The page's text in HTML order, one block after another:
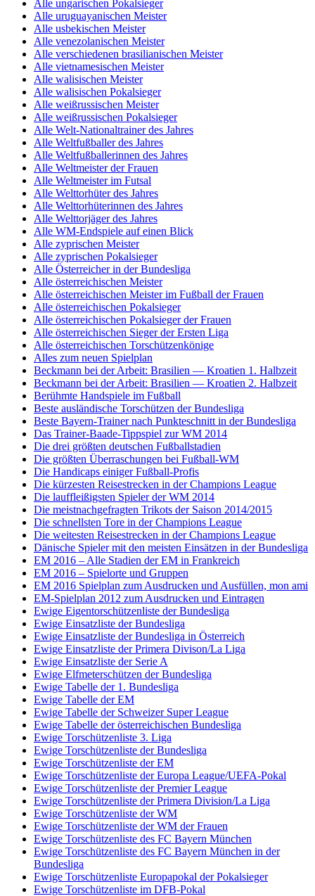
Alle ungarischen Pokalsieger
Alle uruguayanischen Meister
Alle usbekischen Meister
Alle venezolanischen Meister
Alle verschiedenen brasilianischen Meister
Alle vietnamesischen Meister
Alle walisischen Meister
Alle walisischen Pokalsieger
Alle weißrussischen Meister
Alle weißrussischen Pokalsieger
Alle Welt-Nationaltrainer des Jahres
Alle Weltfußballer des Jahres
Alle Weltfußballerinnen des Jahres
Alle Weltmeister der Frauen
Alle Weltmeister im Futsal
Alle Welttorhüter des Jahres
Alle Welttorhüterinnen des Jahres
Alle Welttorjäger des Jahres
Alle WM-Endspiele auf einen Blick
Alle zyprischen Meister
Alle zyprischen Pokalsieger
Alle Österreicher in der Bundesliga
Alle österreichischen Meister
Alle österreichischen Meister im Fußball der Frauen
Alle österreichischen Pokalsieger
Alle österreichischen Pokalsieger der Frauen
Alle österreichischen Sieger der Ersten Liga
Alle österreichischen Torschützenkönige
Alles zum neuen Spielplan
Beckmann bei der Arbeit: Brasilien — Kroatien 1. Halbzeit
Beckmann bei der Arbeit: Brasilien — Kroatien 2. Halbzeit
Berühmte Handspiele im Fußball
Beste ausländische Torschützen der Bundesliga
Beste Bayern-Trainer nach Punkteschnitt in der Bundesliga
Das Trainer-Baade-Tippspiel zur WM 2014
Die drei größten deutschen Fußballstadien
Die größten Überraschungen bei Fußball-WM
Die Handicaps einiger Fußball-Profis
Die kürzesten Reisestrecken in der Champions League
Die lauffleißigsten Spieler der WM 2014
Die meistnachgefragten Trikots der Saison 2014/2015
Die schnellsten Tore in der Champions League
Die weitesten Reisestrecken in der Champions League
Dänische Spieler mit den meisten Einsätzen in der Bundesliga
EM 2016 – Alle Stadien der EM in Frankreich
EM 2016 – Spielorte und Gruppen
EM 2016 Spielplan zum Ausdrucken und Ausfüllen, mon ami
EM-Spielplan 2012 zum Ausdrucken und Eintragen
Ewige Eigentorschützenliste der Bundesliga
Ewige Einsatzliste der Bundesliga
Ewige Einsatzliste der Bundesliga in Österreich
Ewige Einsatzliste der Primera Divison/La Liga
Ewige Einsatzliste der Serie A
Ewige Elfmeterschützen der Bundesliga
Ewige Tabelle der 1. Bundesliga
Ewige Tabelle der EM
Ewige Tabelle der Schweizer Super League
Ewige Tabelle der österreichischen Bundesliga
Ewige Torschützenliste 3. Liga
Ewige Torschützenliste der Bundesliga
Ewige Torschützenliste der EM
Ewige Torschützenliste der Europa League/UEFA-Pokal
Ewige Torschützenliste der Premier League
Ewige Torschützenliste der Primera Division/La Liga
Ewige Torschützenliste der WM
Ewige Torschützenliste der WM der Frauen
Ewige Torschützenliste des FC Bayern München
Ewige Torschützenliste des FC Bayern München in der
Bundesliga
Ewige Torschützenliste Europapokal der Pokalsieger
Ewige Torschützenliste im DFB-Pokal